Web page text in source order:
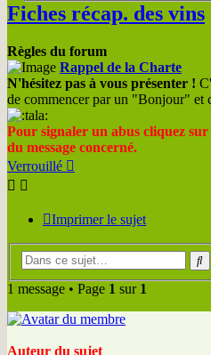
Fiches récap. des vins
Règles du forum
Rappel de la Charte
N'hésitez pas à vous présenter !
de commencer par un "Bonjour" et
Pour signaler un abus cliquez
du message concerné.
Verrouillé
Imprimer le sujet
1 message • Page 1 sur 1
Auteur du sujet